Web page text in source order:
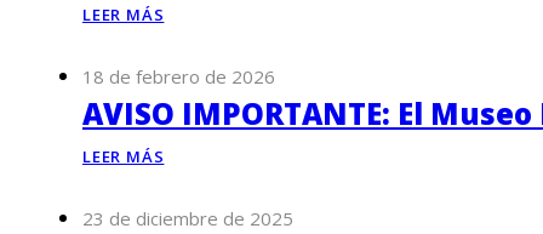
LEER MÁS
18 de febrero de 2026
AVISO IMPORTANTE: El
LEER MÁS
23 de diciembre de 2025